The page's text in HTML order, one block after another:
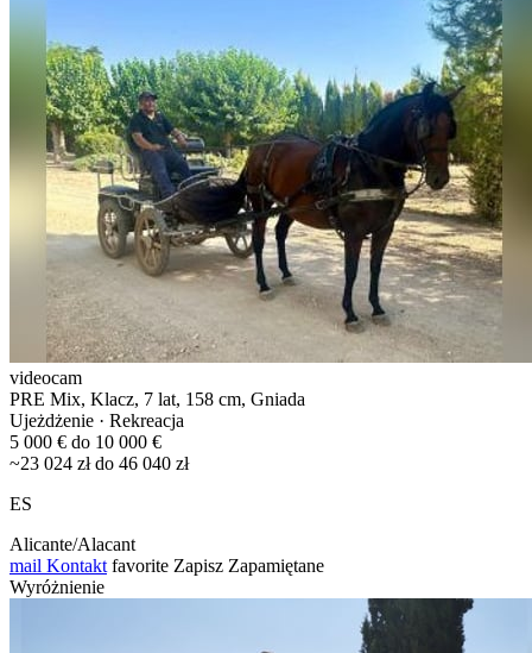
videocam
PRE Mix, Klacz, 7 lat, 158 cm, Gniada
Ujeżdżenie · Rekreacja
5 000 € do 10 000 €
~23 024 zł do 46 040 zł
ES
Alicante/Alacant
mail Kontakt favorite Zapisz Zapamiętane
Wyróżnienie